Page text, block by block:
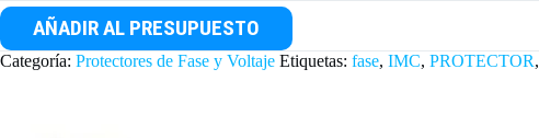
AÑADIR AL PRESUPUESTO
Categoría: Protectores de Fase y Voltaje Etiquetas: fase, IMC, PROTECTOR,